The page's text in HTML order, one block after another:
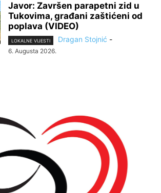
Javor: Završen parapetni zid u
Tukovima, građani zaštićeni od
poplava (VIDEO)
LOKALNE VIJESTI Dragan Stojnić -
6. Augusta 2026.